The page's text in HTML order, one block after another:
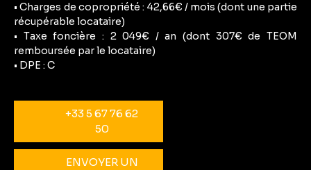
• Charges de copropriété : 42,66€ / mois (dont une partie
récupérable locataire)
• Taxe foncière : 2 049€ / an (dont 307€ de TEOM
remboursée par le locataire)
• DPE : C
+33 5 67 76 62
50
ENVOYER UN